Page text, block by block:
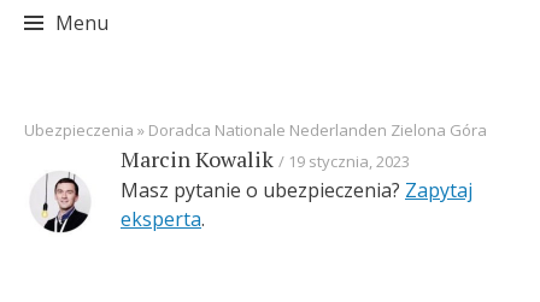
Menu
to
content
Ubezpieczenia » Doradca Nationale Nederlanden Zielona Góra
Marcin Kowalik 19 stycznia, 2023
Masz pytanie o ubezpieczenia? Zapytaj
eksperta.